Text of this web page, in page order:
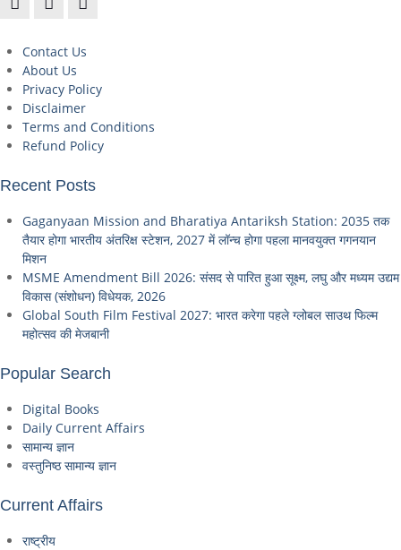
Contact Us
About Us
Privacy Policy
Disclaimer
Terms and Conditions
Refund Policy
Recent Posts
Gaganyaan Mission and Bharatiya Antariksh Station: 2035 तक
तैयार होगा भारतीय अंतरिक्ष स्टेशन, 2027 में लॉन्च होगा पहला मानवयुक्त गगनयान
मिशन
MSME Amendment Bill 2026: संसद से पारित हुआ सूक्ष्म, लघु और मध्यम उद्यम
विकास (संशोधन) विधेयक, 2026
Global South Film Festival 2027: भारत करेगा पहले ग्लोबल साउथ फिल्म
महोत्सव की मेजबानी
Popular Search
Digital Books
Daily Current Affairs
सामान्य ज्ञान
वस्तुनिष्ठ सामान्य ज्ञान
Current Affairs
राष्ट्रीय